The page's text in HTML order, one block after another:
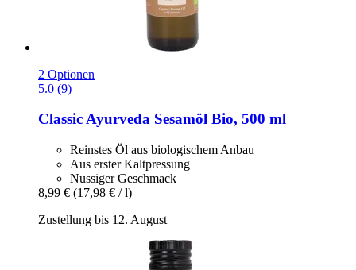
2 Optionen
5.0 (9)
Classic Ayurveda Sesamöl Bio, 500 ml
Reinstes Öl aus biologischem Anbau
Aus erster Kaltpressung
Nussiger Geschmack
8,99 € (17,98 € / l)
Zustellung bis 12. August